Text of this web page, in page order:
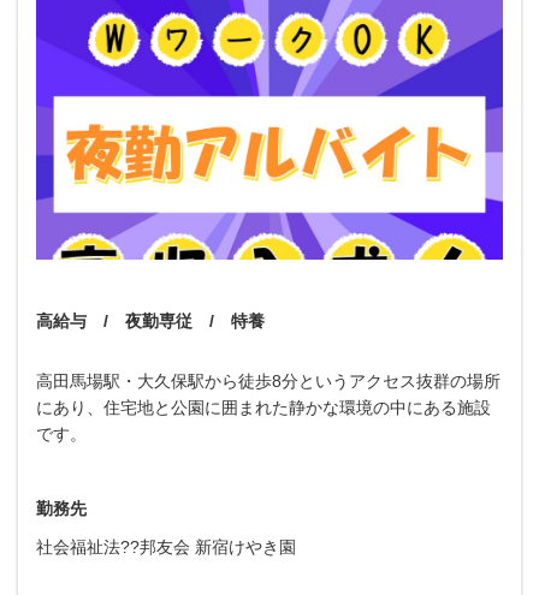
高給与 / 夜勤専従 / 特養
高田馬場駅・大久保駅から徒歩8分というアクセス抜群の場所
にあり、住宅地と公園に囲まれた静かな環境の中にある施設
です。
勤務先
社会福祉法??邦友会 新宿けやき園